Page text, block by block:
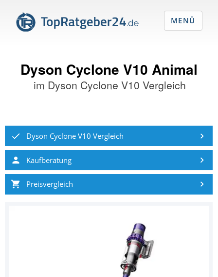
Dyson Cyclone V10 Animal
im Dyson Cyclone V10 Vergleich
Dyson Cyclone V10 Vergleich
Kaufberatung
Preisvergleich
MENÜ